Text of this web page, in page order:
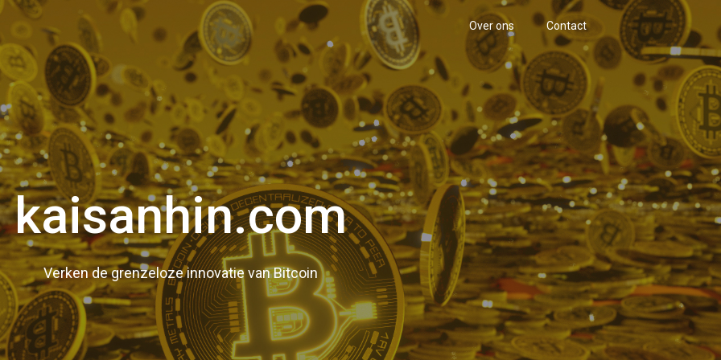
Over ons Contact
kaisanhin.com
Verken de grenzeloze innovatie van Bitcoin